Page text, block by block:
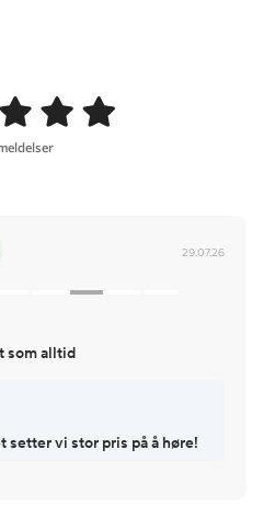
29.07.26
som alltid
setter vi stor pris på å høre!